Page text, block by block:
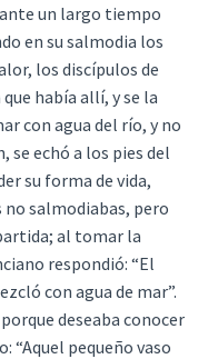
un largo tiempo
en su salmodia los
los discípulos de
había allí, y se la
con agua del río, y no
se echó a los pies del
su forma de vida,
no salmodiabas, pero
al tomar la
respondió: “El
con agua de mar”.
deseaba conocer
“Aquel pequeño vaso